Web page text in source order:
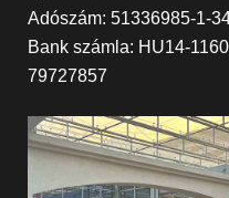
Adószám: 51336985-1-
Bank számla: HU14-
79727857